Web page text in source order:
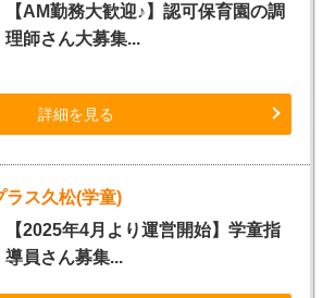
【AM勤務大歓迎♪】認可保育園の調
理師さん大募集...
詳細を見る
ラス久松(学童)
【2025年4月より運営開始】学童指
導員さん募集...